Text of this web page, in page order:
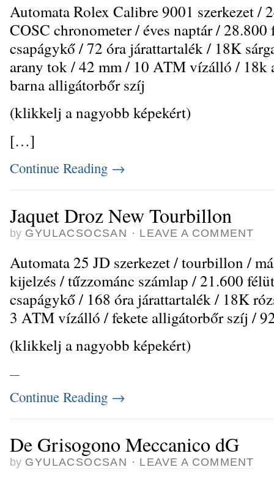
Automata Rolex Calibre 9001 szerkezet /
COSC chronometer / éves naptár /
csapágykő / 72 óra járattartalék / 18K
arany tok / 42 mm / 10 ATM vízálló / 18k
barna alligátorbőr szíj
(klikkelj a nagyobb képekért)
[…]
Continue Reading →
Jaquet Droz New Tourbillon
by GYULACSOCSAN · LEAVE A COMMENT
Automata 25 JD szerkezet / tourbillon /
kijelzés / tűzzománc számlap / 21.600
csapágykő / 168 óra járattartalék / 18K
3 ATM vízálló / fekete alligátorbőr szíj /
(klikkelj a nagyobb képekért)
Continue Reading →
De Grisogono Meccanico dG
by GYULACSOCSAN · LEAVE A COMMENT